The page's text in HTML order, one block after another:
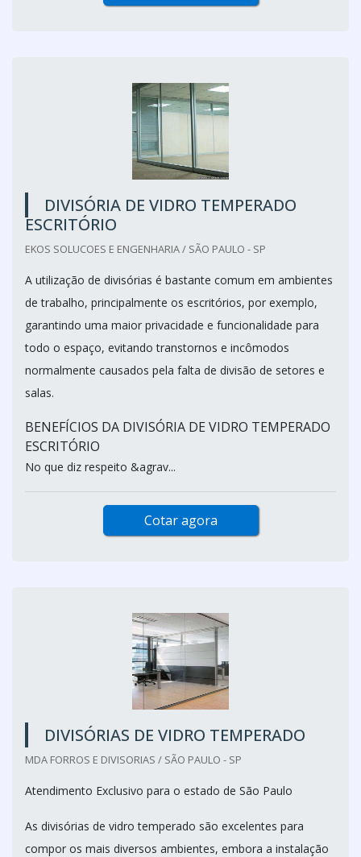
DIVISÓRIA DE VIDRO TEMPERADO
ESCRITÓRIO
EKOS SOLUCOES E ENGENHARIA / SÃO PAULO - SP
A utilização de divisórias é bastante comum em ambientes
de trabalho, principalmente os escritórios, por exemplo,
garantindo uma maior privacidade e funcionalidade para
todo o espaço, evitando transtornos e incômodos
normalmente causados pela falta de divisão de setores e
salas.
BENEFÍCIOS DA DIVISÓRIA DE VIDRO TEMPERADO
ESCRITÓRIO
No que diz respeito &agrav...
Cotar agora
DIVISÓRIAS DE VIDRO TEMPERADO
MDA FORROS E DIVISORIAS / SÃO PAULO - SP
Atendimento Exclusivo para o estado de São Paulo
As divisórias de vidro temperado são excelentes para
compor os mais diversos ambientes, embora a instalação